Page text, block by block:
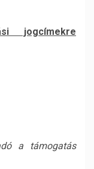
jogcímekre
a támogatás